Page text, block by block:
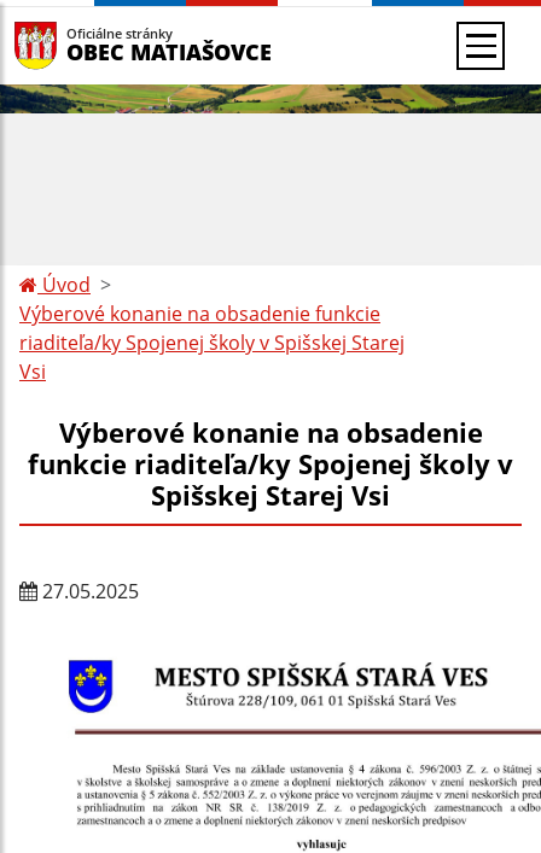
Oficiálne stránky
OBEC MATIAŠOVCE
Úvod
Výberové konanie na obsadenie funkcie
riaditeľa/ky Spojenej školy v Spišskej Starej
Vsi
Výberové konanie na obsadenie
funkcie riaditeľa/ky Spojenej školy v
Spišskej Starej Vsi
27.05.2025